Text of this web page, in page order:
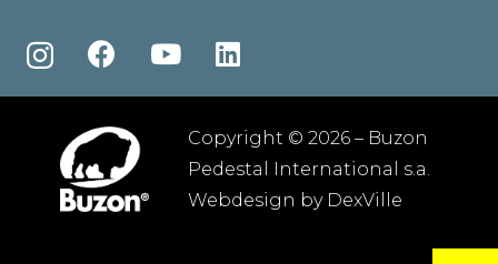
Copyright © 2026 – Buzon
Pedestal International s.a.
Webdesign by DexVille